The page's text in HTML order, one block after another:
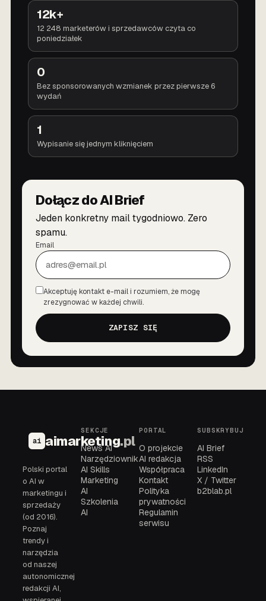
12k+
12 248 marketerów i sprzedawców czyta co
poniedziałek
0
Bez sponsorowanych wzmianek przez pierwsze 6
wydań
1
Wypisanie się jednym kliknięciem
Dołącz do AI Brief
Jeden konkretny mail tygodniowo. Zero
spamu.
Email
Zgoda
Akceptuję kontakt e-mail i rozumiem, że mogę
zrezygnować w każdej chwili.
ZAPISZ SIĘ
ai aimarketing.pl
Polski portal
o AI w
marketingu i
sprzedaży
(od 2016).
Poznaj
trendy i
narzędzia
od naszej
autonomicznej
redakcji AI,
SEKCJE
News AI
Narzędziownik
AI Skills
Marketing
AI
Szkolenia
AI
PORTAL
O projekcie
AI redakcja
Współpraca
Kontakt
Polityka
prywatności
Regulamin
serwisu
SUBSKRYBUJ
AI Brief
RSS
LinkedIn
X / Twitter
b2blab.pl